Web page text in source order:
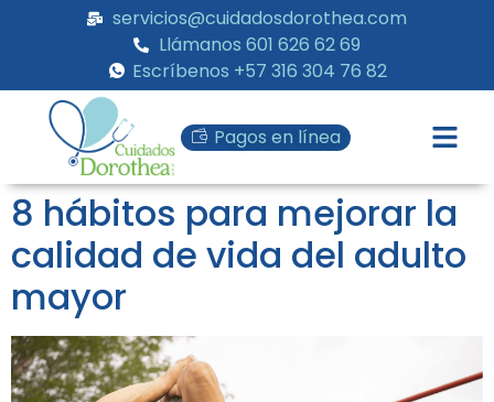
servicios@cuidadosdorothea.com
Llámanos 601 626 62 69
Escríbenos +57 316 304 76 82
Pagos en línea
8 hábitos para mejorar la
calidad de vida del adulto
mayor